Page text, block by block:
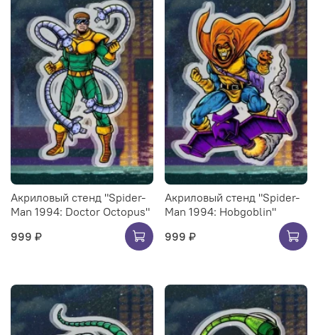
Акриловый стенд "Spider-
Man 1994: Doctor Octopus"
999 ₽
Акриловый стенд "Spider-
Man 1994: Hobgoblin"
999 ₽